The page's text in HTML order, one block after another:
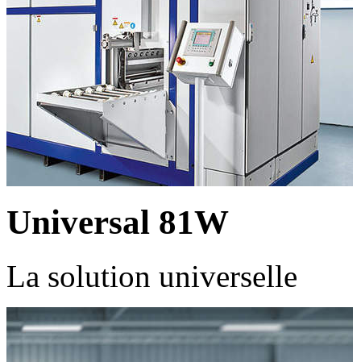
Universal 81W
La solution universelle